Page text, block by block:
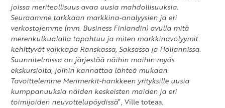
joissa meriteollisuus avaa uusia mahdollisuuksia.
Seuraamme tarkkaan markkina-analyysien ja eri
verkostojemme (mm. Business Finlandin) avulla mitä
merenkulkualalla tapahtuu ja miten markkinavolyymit
kehittyvät vaikkapa Ranskassa, Saksassa ja Hollannissa.
Suunnitelmissa on järjestää näihin maihin myös
ekskursioita, joihin kannattaa lähteä mukaan.
Tavoittelemme Merimerkit-hankkeen yrityksille uusia
kumppanuuksia näiden keskeisten maiden ja eri
toimijoiden neuvottelupöydissä”, Ville toteaa.